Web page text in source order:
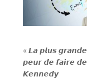
« 𝙇𝙖 𝙥𝙡𝙪𝙨
𝙥𝙚𝙪𝙧 𝙙𝙚 𝙛𝙖𝙞𝙧𝙚
𝙆𝙚𝙣𝙣𝙚𝙙𝙮